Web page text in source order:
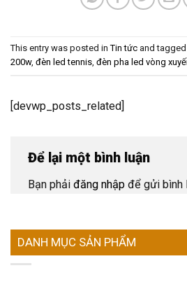
This entry was posted inTin tức and tagged
200w, đèn led tennis, đèn pha led vòng
[devwp_posts_related]
Để lại một bình luận
Bạn phải đăng nhập để gửi bình
DANH MỤC SẢN PHẨM